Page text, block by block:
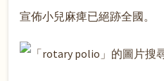
宣佈小兒麻痺已絕跡全國。